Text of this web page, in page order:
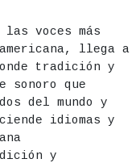
CondeDuque -
voces más
llega a
tradición y
sonoro que
del mundo y
idiomas y
y